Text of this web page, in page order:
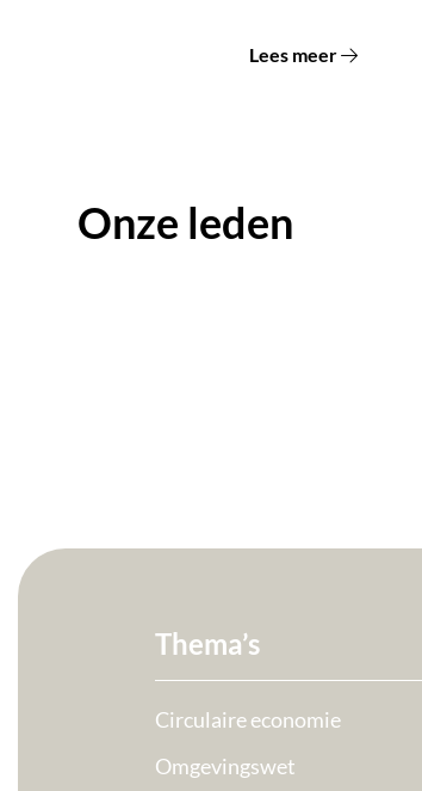
Lees meer
Onze leden
Thema’s
Circulaire economie
Omgevingswet